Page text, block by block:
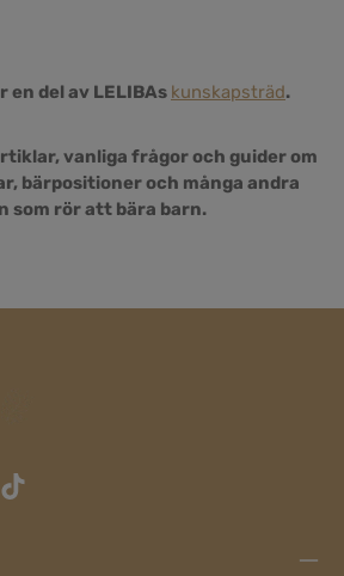
en del av LELIBAs kunskapsträd.
vanliga frågor och guider om
bärpositioner och många andra
som rör att bära barn.